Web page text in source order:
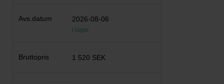
2026-08-06
I lager
1 520 SEK